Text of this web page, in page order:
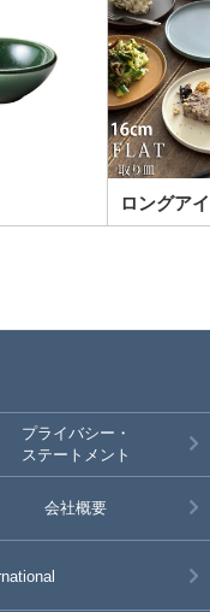
ロングア
プライバシー・
ステートメント
会社概要